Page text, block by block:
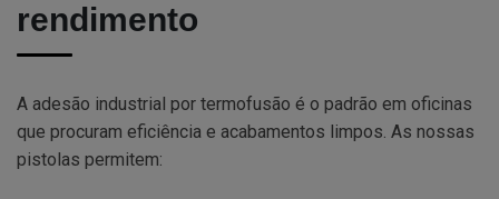
rendimento
A adesão industrial por termofusão é o padrão em oficinas
que procuram eficiência e acabamentos limpos. As nossas
pistolas permitem: